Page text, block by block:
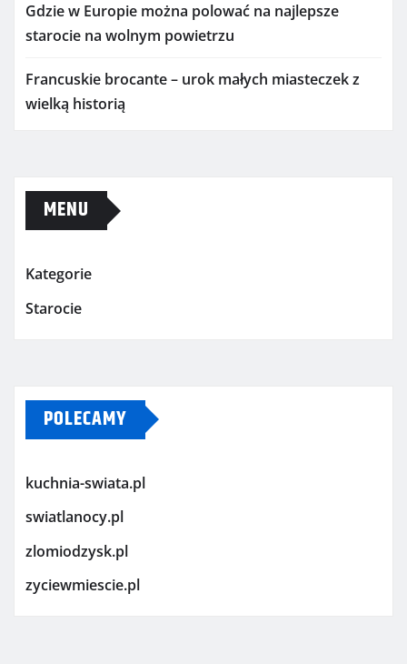
Gdzie w Europie można polować na najlepsze
starocie na wolnym powietrzu
Francuskie brocante – urok małych miasteczek z
wielką historią
MENU
Kategorie
Starocie
POLECAMY
kuchnia-swiata.pl
swiatlanocy.pl
zlomiodzysk.pl
zyciewmiescie.pl